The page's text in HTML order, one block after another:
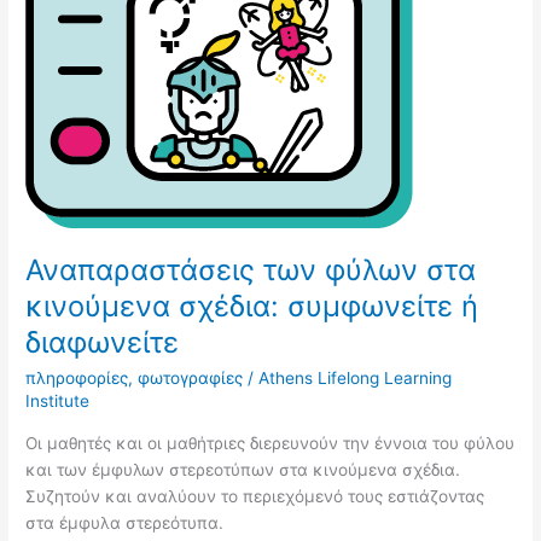
Αναπαραστάσεις των φύλων στα
κινούμενα σχέδια: συμφωνείτε ή
διαφωνείτε
πληροφορίες,φωτογραφίες /Athens Lifelong Learning
Institute
Οι μαθητές και οι μαθήτριες διερευνούν την έννοια του φύλου
και των έμφυλων στερεοτύπων στα κινούμενα σχέδια.
Συζητούν και αναλύουν το περιεχόμενό τους εστιάζοντας
στα έμφυλα στερεότυπα.